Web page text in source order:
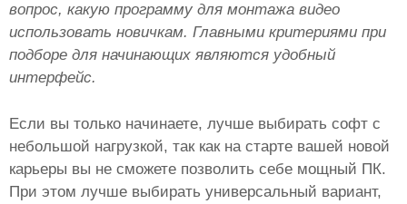
вопрос, какую программу для монтажа видео
использовать новичкам. Главными критериями при
подборе для начинающих являются удобный
интерфейс.
Если вы только начинаете, лучше выбирать софт с
небольшой нагрузкой, так как на старте вашей новой
карьеры вы не сможете позволить себе мощный ПК.
При этом лучше выбирать универсальный вариант,